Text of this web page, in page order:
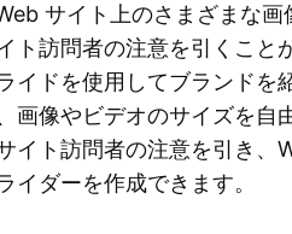
サイト上のさまざまな画
ト訪問者の注意を引くこと
イドを使用してブランドを
画像やビデオのサイズを自
イト訪問者の注意を引き、
ダーを作成できます。